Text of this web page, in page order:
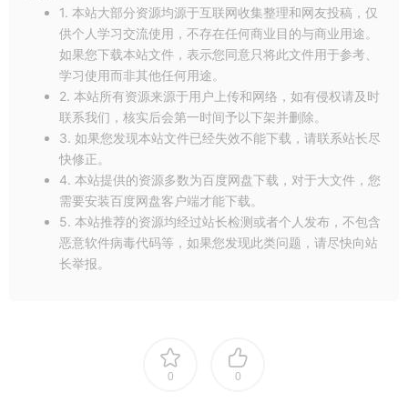
1. 本站大部分资源均源于互联网收集整理和网友投稿，仅
供个人学习交流使用，不存在任何商业目的与商业用途。
如果您下载本站文件，表示您同意只将此文件用于参考、
学习使用而非其他任何用途。
2. 本站所有资源来源于用户上传和网络，如有侵权请及时
联系我们，核实后会第一时间予以下架并删除。
3. 如果您发现本站文件已经失效不能下载，请联系站长尽
快修正。
4. 本站提供的资源多数为百度网盘下载，对于大文件，您
需要安装百度网盘客户端才能下载。
5. 本站推荐的资源均经过站长检测或者个人发布，不包含
恶意软件病毒代码等，如果您发现此类问题，请尽快向站
长举报。
0 0